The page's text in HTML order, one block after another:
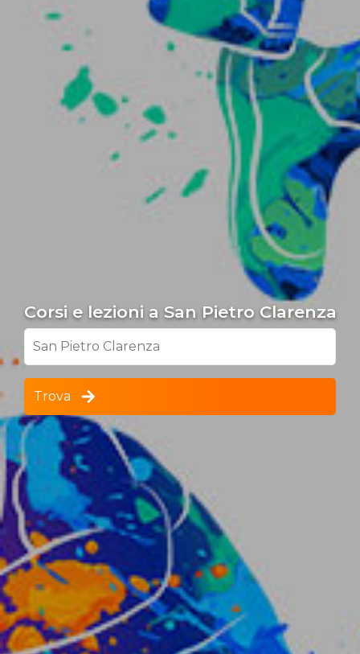
Corsi e lezioni a San Pietro Clarenza
San Pietro Clarenza
Trova